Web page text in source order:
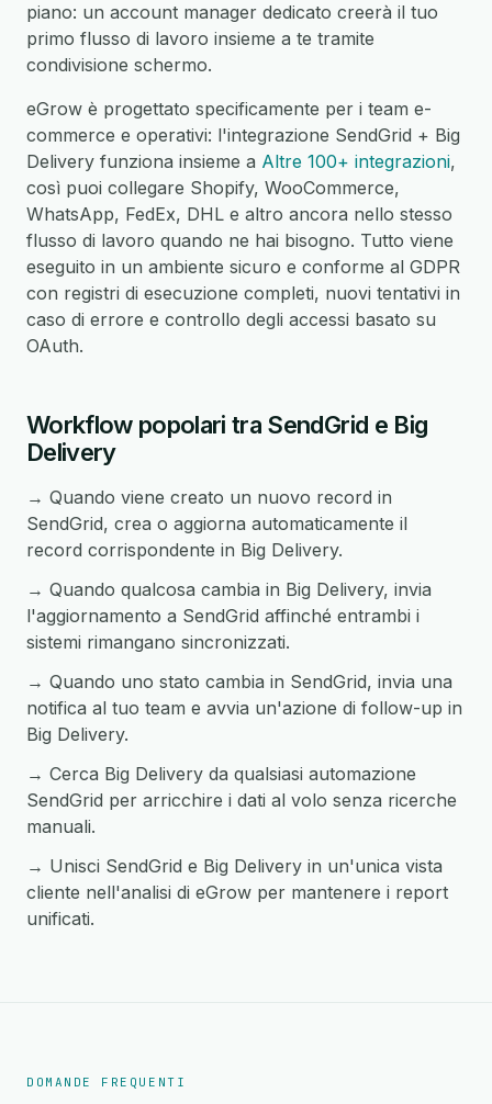
piano: un account manager dedicato creerà il tuo
primo flusso di lavoro insieme a te tramite
condivisione schermo.
eGrow è progettato specificamente per i team e-
commerce e operativi: l'integrazione SendGrid + Big
Delivery funziona insieme a Altre 100+ integrazioni,
così puoi collegare Shopify, WooCommerce,
WhatsApp, FedEx, DHL e altro ancora nello stesso
flusso di lavoro quando ne hai bisogno. Tutto viene
eseguito in un ambiente sicuro e conforme al GDPR
con registri di esecuzione completi, nuovi tentativi in
caso di errore e controllo degli accessi basato su
OAuth.
Workflow popolari tra SendGrid e Big
Delivery
→ Quando viene creato un nuovo record in
SendGrid, crea o aggiorna automaticamente il
record corrispondente in Big Delivery.
→ Quando qualcosa cambia in Big Delivery, invia
l'aggiornamento a SendGrid affinché entrambi i
sistemi rimangano sincronizzati.
→ Quando uno stato cambia in SendGrid, invia una
notifica al tuo team e avvia un'azione di follow-up in
Big Delivery.
→ Cerca Big Delivery da qualsiasi automazione
SendGrid per arricchire i dati al volo senza ricerche
manuali.
→ Unisci SendGrid e Big Delivery in un'unica vista
cliente nell'analisi di eGrow per mantenere i report
unificati.
DOMANDE FREQUENTI